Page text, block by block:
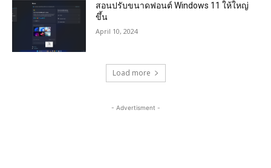
สอนปรับขนาดฟอนต์ Windows 11 ให้ใหญ่
ขึ้น
April 10, 2024
Load more
- Advertisment -